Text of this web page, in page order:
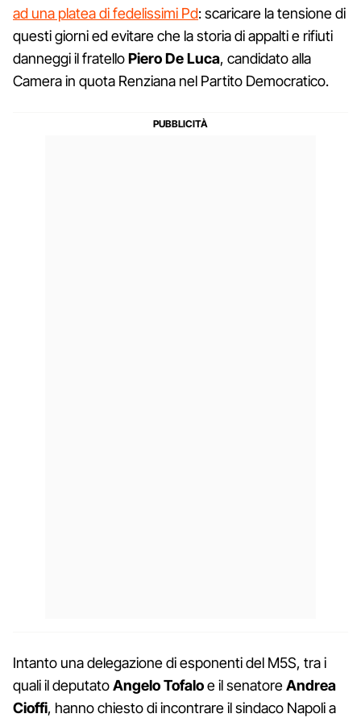
ad una platea di fedelissimi Pd: scaricare la tensione di
questi giorni ed evitare che la storia di appalti e rifiuti
danneggi il fratelloPiero De Luca, candidato alla
Camera in quota Renziana nel Partito Democratico.
Intanto una delegazione di esponenti del M5S, tra i
quali il deputatoAngelo Tofaloe il senatoreAndrea
Cioffi, hanno chiesto di incontrare il sindaco Napoli a